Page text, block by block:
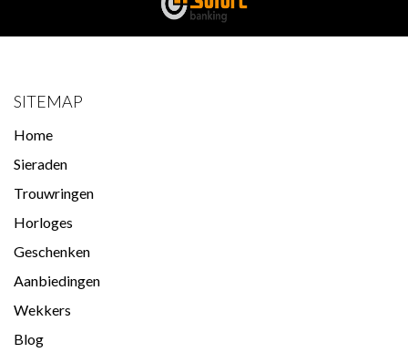
SITEMAP
Home
Sieraden
Trouwringen
Horloges
Geschenken
Aanbiedingen
Wekkers
Blog